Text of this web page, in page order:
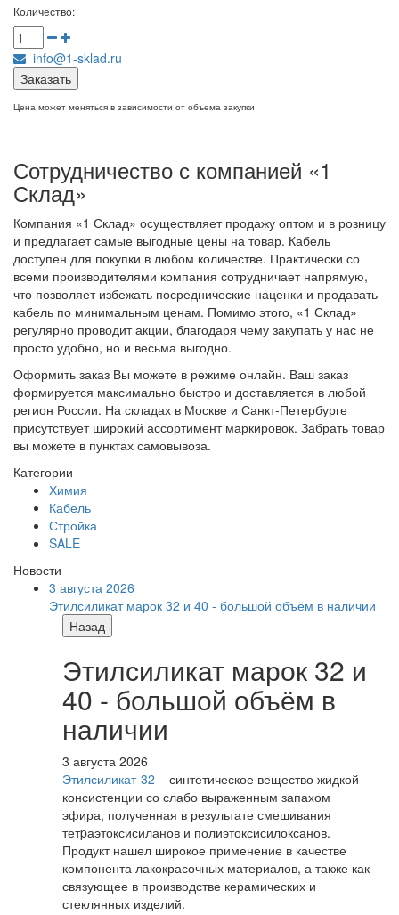
Количество:
info@1-sklad.ru
Заказать
Цена может меняться в зависимости от объема закупки
Сотрудничество с компанией «1
Склад»
Компания «1 Склад» осуществляет продажу оптом и в розницу
и предлагает самые выгодные цены на товар. Кабель
доступен для покупки в любом количестве. Практически со
всеми производителями компания сотрудничает напрямую,
что позволяет избежать посреднические наценки и продавать
кабель по минимальным ценам. Помимо этого, «1 Склад»
регулярно проводит акции, благодаря чему закупать у нас не
просто удобно, но и весьма выгодно.
Оформить заказ Вы можете в режиме онлайн. Ваш заказ
формируется максимально быстро и доставляется в любой
регион России. На складах в Москве и Санкт-Петербурге
присутствует широкий ассортимент маркировок. Забрать товар
вы можете в пунктах самовывоза.
Категории
Химия
Кабель
Стройка
SALE
Новости
3 августа 2026
Этилсиликат марок 32 и 40 - большой объём в наличии
Назад
Этилсиликат марок 32 и
40 - большой объём в
наличии
3 августа 2026
Этилсиликат-32 – синтетическое вещество жидкой
консистенции со слабо выраженным запахом
эфира, полученная в результате смешивания
тетpаэтоксисиланов и полиэтоксисилоксанов.
Продукт нашел широкое применение в качестве
компонента лакокрасочных материалов, а также как
связующее в производстве керамических и
стеклянных изделий.